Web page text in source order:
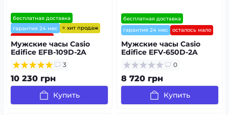
бесплатная доставка
гарантия 24 мес
⭐ хит продаж
Мужские часы Casio
Edifice EFB-109D-2A
3
10 230 грн
Купить
бесплатная доставка
гарантия 24 мес
осталось мало
Мужские часы Casio
Edifice EFV-650D-2A
0
8 720 грн
Купить